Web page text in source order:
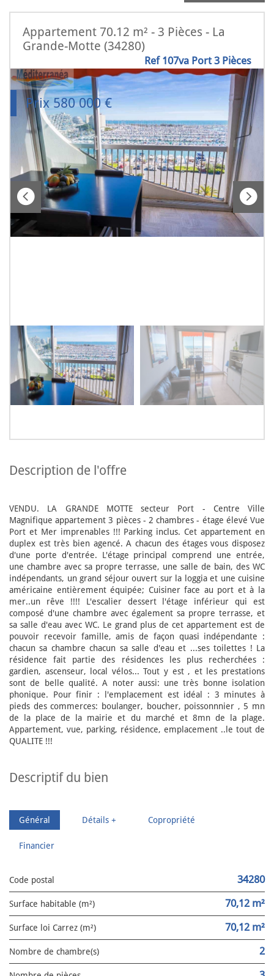
Appartement 70.12 m² - 3 Pièces - La
Grande-Motte (34280)
Ref 107va Port 3 Pièces
Prix 580 000 €
description de l'offre
VENDU. LA GRANDE MOTTE secteur Port - Centre Ville
Magnifique appartement 3 pièces - 2 chambres - étage élevé Vue
Port et Mer imprenables !!! Parking inclus. Cet appartement en
duplex est très bien agencé. A chacun des étages vous disposez
d'une porte d'entrée. L'étage principal comprend une entrée,
une chambre avec sa propre terrasse, une salle de bain, des WC
indépendants, un grand séjour ouvert sur la loggia et une cuisine
américaine entièrement équipée; Cuisiner face au port et à la
mer..un rêve !!!! L'escalier dessert l'étage inférieur qui est
composé d'une chambre avec également sa propre terrasse, et
sa salle d'eau avec WC. Le grand plus de cet appartement est de
pouvoir recevoir famille, amis de façon quasi indépendante :
chacun sa chambre chacun sa salle d'eau et ...ses toilettes ! La
résidence fait partie des résidences les plus recherchées :
gardien, ascenseur, local vélos... Tout y est , et les prestations
sont de belle qualité. A noter aussi: une très bonne isolation
phonique. Pour finir : l'emplacement est idéal : 3 minutes à
pieds des commerces: boulanger, boucher, poissonnnier , 5 mn
de la place de la mairie et du marché et 8mn de la plage.
Appartement, vue, parking, résidence, emplacement ..le tout de
QUALITE !!!
descriptif du bien
Général Détails + Copropriété
Financier
Code postal 34280
Surface habitable (m²) 70,12 m²
Surface loi Carrez (m²) 70,12 m²
Nombre de chambre(s) 2